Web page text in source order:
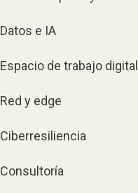
Datos e IA
Espacio de trabajo digital
Red y edge
Ciberresiliencia
Consultoría